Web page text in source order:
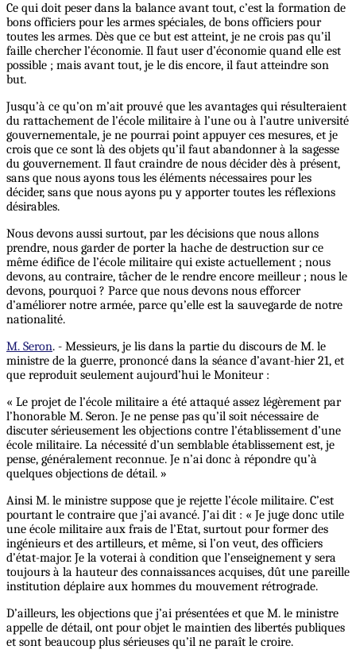
Ce qui doit peser dans la balance avant tout, c’est la formation de
bons officiers pour les armes spéciales, de bons officiers pour
toutes les armes. Dès que ce but est atteint, je ne crois pas qu’il
faille chercher l’économie. Il faut user d’économie quand elle est
possible ; mais avant tout, je le dis encore, il faut atteindre son
but.
Jusqu’à ce qu’on m’ait prouvé que les avantages qui résulteraient
du rattachement de l’école militaire à l’une ou à l’autre université
gouvernementale, je ne pourrai point appuyer ces mesures, et je
crois que ce sont là des objets qu’il faut abandonner à la sagesse
du gouvernement. Il faut craindre de nous décider dès à présent,
sans que nous ayons tous les éléments nécessaires pour les
décider, sans que nous ayons pu y apporter toutes les réflexions
désirables.
Nous devons aussi surtout, par les décisions que nous allons
prendre, nous garder de porter la hache de destruction sur ce
même édifice de l’école militaire qui existe actuellement ; nous
devons, au contraire, tâcher de le rendre encore meilleur ; nous le
devons, pourquoi ? Parce que nous devons nous efforcer
d’améliorer notre armée, parce qu’elle est la sauvegarde de notre
nationalité.
M. Seron. - Messieurs, je lis dans la partie du discours de M. le
ministre de la guerre, prononcé dans la séance d’avant-hier 21, et
que reproduit seulement aujourd’hui le Moniteur :
« Le projet de l’école militaire a été attaqué assez légèrement par
l’honorable M. Seron. Je ne pense pas qu’il soit nécessaire de
discuter sérieusement les objections contre l’établissement d’une
école militaire. La nécessité d’un semblable établissement est, je
pense, généralement reconnue. Je n’ai donc à répondre qu’à
quelques objections de détail. »
Ainsi M. le ministre suppose que je rejette l’école militaire. C’est
pourtant le contraire que j’ai avancé. J’ai dit : « Je juge donc utile
une école militaire aux frais de l’Etat, surtout pour former des
ingénieurs et des artilleurs, et même, si l’on veut, des officiers
d’état-major. Je la voterai à condition que l’enseignement y sera
toujours à la hauteur des connaissances acquises, dût une pareille
institution déplaire aux hommes du mouvement rétrograde.
D’ailleurs, les objections que j’ai présentées et que M. le ministre
appelle de détail, ont pour objet le maintien des libertés publiques
et sont beaucoup plus sérieuses qu’il ne paraît le croire.